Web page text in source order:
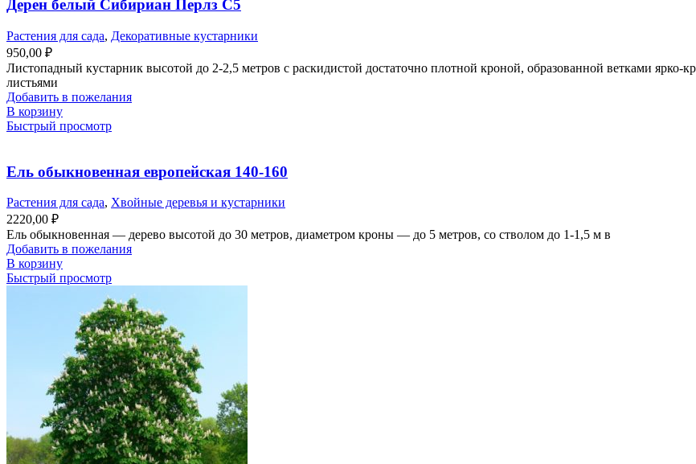
Дерен белый Сибириан Перлз С5
Растения для сада, Декоративные кустарники
950,00 ₽
Листопадный кустарник высотой до 2-2,5 метров с раскидистой достаточно плотной кроной, образованной ветками
листьями
Добавить в пожелания
В корзину
Быстрый просмотр
Ель обыкновенная европейская 140-160
Растения для сада, Хвойные деревья и кустарники
2220,00 ₽
Ель обыкновенная — дерево высотой до 30 метров, диаметром кроны — до 5 метров, со стволом до 1-1,5 м в
Добавить в пожелания
В корзину
Быстрый просмотр